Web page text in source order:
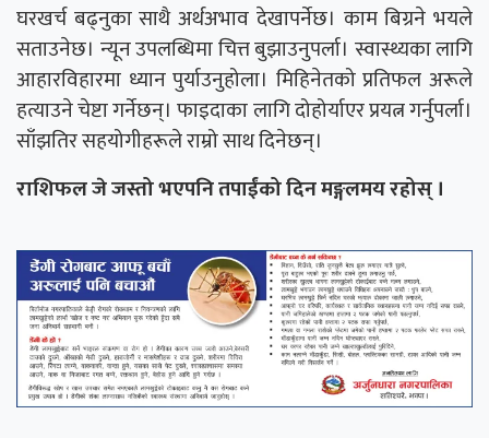
घरखर्च बढ्नुका साथै अर्थअभाव देखापर्नेछ। काम बिग्रने भयले
सताउनेछ। न्यून उपलब्धिमा चित्त बुझाउनुपर्ला। स्वास्थ्यका लागि
आहारविहारमा ध्यान पुर्याउनुहोला। मिहिनेतको प्रतिफल अरूले
हत्याउने चेष्टा गर्नेछन्। फाइदाका लागि दोहोर्याएर प्रयत्न गर्नुपर्ला।
साँझतिर सहयोगीहरूले राम्रो साथ दिनेछन्।
राशिफल जे जस्तो भएपनि तपाईंको दिन मङ्गलमय रहोस् ।